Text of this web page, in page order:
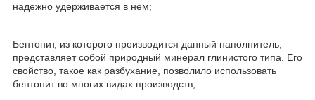
надежно удерживается в нем;
Бентонит, из которого производится данный наполнитель,
представляет собой природный минерал глинистого типа. Его
свойство, такое как разбухание, позволило использовать
бентонит во многих видах производств;